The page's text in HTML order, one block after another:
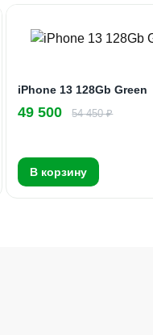
iPhone 13 128Gb Green
49 500 54 450 ₽
В корзину